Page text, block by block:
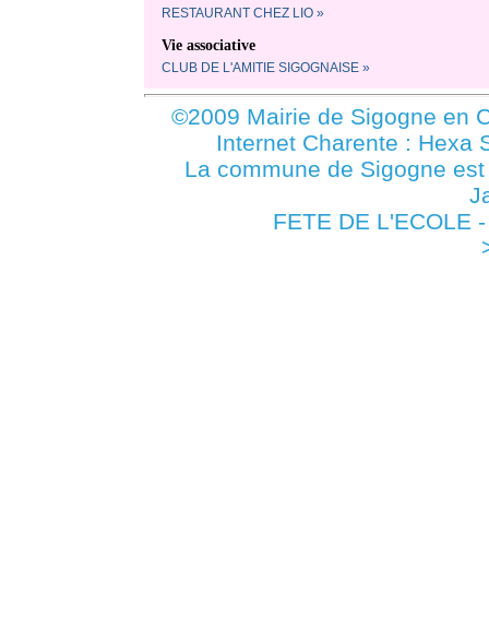
RESTAURANT CHEZ LIO »
Vie associative
CLUB DE L'AMITIE SIGOGNAISE »
©2009 Mairie de Sigogne en
Internet Charente : Hexa
La commune de Sigogne
FETE DE L'ECOLE